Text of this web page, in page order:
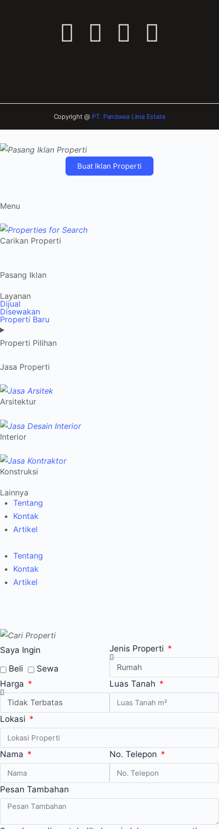
Copyright @ PT. Pandawa Lima Estate
Buat Iklan Properti
Menu
Carikan Properti
Pasang Iklan
Layanan
Dijual
Disewakan
Properti Baru
Properti Pilihan
Jasa Properti
Arsitektur
Interior
Konstruksi
Lainnya
Tentang
Kontak
Artikel
Tentang
Kontak
Artikel
Saya Ingin
Beli
Sewa
Jenis Properti
Harga Luas Tanah
Lokasi
Nama No. Telepon
Pesan Tambahan